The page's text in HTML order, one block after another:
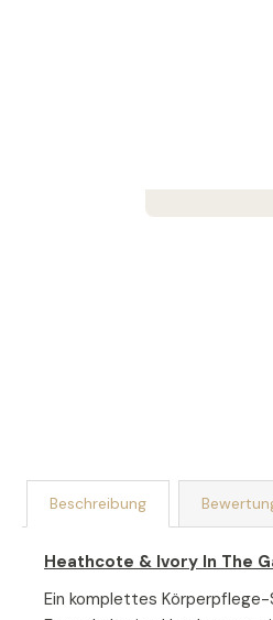
Beschreibung
Heathcote & Ivory In The
Ein komplettes
SEIFENSTRAUSS
EIFENBLUMEN